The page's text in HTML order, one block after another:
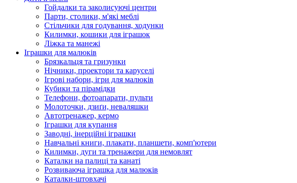
Гойдалки та заколисуючі центри
Парти, столики, м'які меблі
Стільчики для годування, ходунки
Килимки, кошики для іграшок
Ліжка та манежі
Іграшки для малюків
Брязкальця та гризунки
Нічники, проектори та каруселі
Ігрові набори, ігри для малюків
Кубики та пірамідки
Телефони, фотоапарати, пульти
Молоточки, дзиґи, неваляшки
Автотренажер, кермо
Іграшки для купання
Заводні, інерційні іграшки
Навчальні книги, плакати, планшети, комп'ютери
Килимки, дуги та тренажери для немовлят
Каталки на палиці та канаті
Розвиваюча іграшка для малюків
Каталки-штовхачі